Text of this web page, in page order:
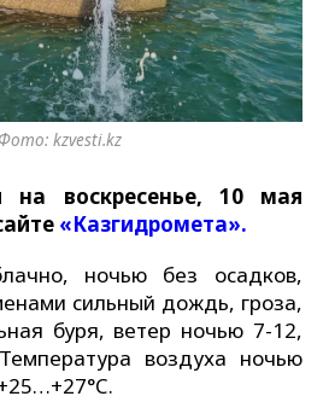
Фото: kzvesti.kz
на воскресенье, 10 мая
«Казгидромета».
ночью без осадков,
сильный дождь, гроза,
буря, ветер ночью 7-12,
воздуха ночью